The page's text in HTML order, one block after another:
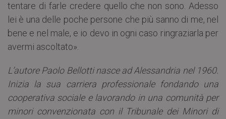
tentare di farle credere quello che non sono. Adesso
lei è una delle poche persone che più sanno di me, nel
bene e nel male, e io devo in ogni caso ringraziarla per
avermi ascoltato».
L’autore Paolo Bellotti nasce ad Alessandria nel 1960.
Inizia la sua carriera professionale fondando una
cooperativa sociale e lavorando in una comunità per
minori convenzionata con il Tribunale dei Minori di